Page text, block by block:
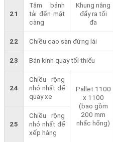
21
Tâm bánh
tải đến mặt
càng
Khung nâng
đẩy ra tối
đa
22 Chiều cao sàn đứng lái
23 Bán kính quay tối thiểu
24
Chiều rộng
nhỏ nhất để
quay xe
Pallet 1100
x 1100
(bao gồm
200 mm
nhấc hổng)
25
Chiều rộng
nhỏ nhất để
xếp hàng